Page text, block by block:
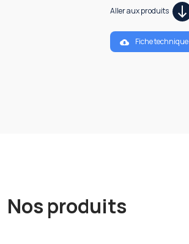
Aller aux produits
Fiche technique
Nos produits